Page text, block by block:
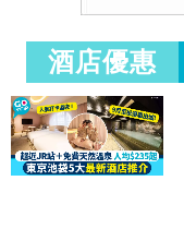
酒店優惠